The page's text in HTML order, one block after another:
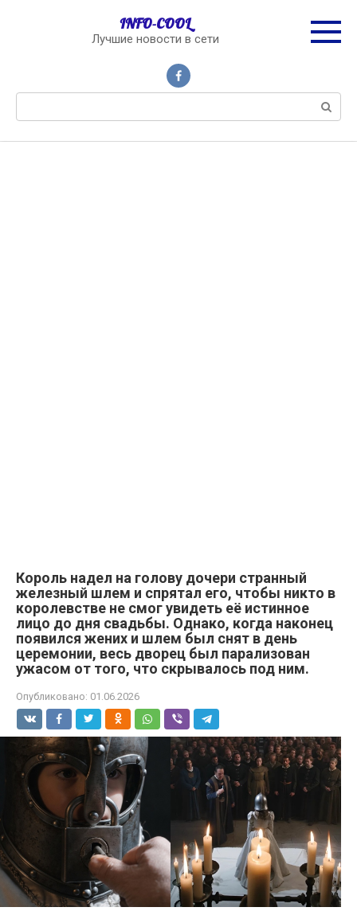
INFO-COOL
Лучшие новости в сети
Король надел на голову дочери странный
железный шлем и спрятал его, чтобы никто в
королевстве не смог увидеть её истинное
лицо до дня свадьбы. Однако, когда наконец
появился жених и шлем был снят в день
церемонии, весь дворец был парализован
ужасом от того, что скрывалось под ним.
Опубликовано: 01.06.2026